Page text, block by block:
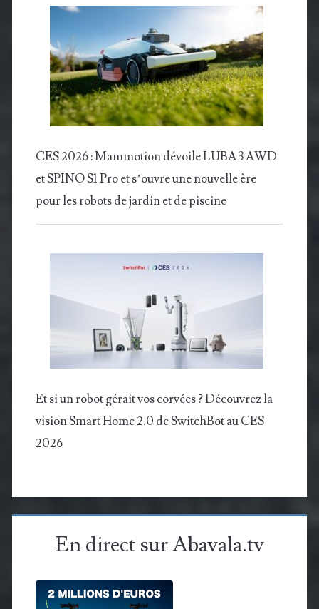
CES 2026 : Mammotion dévoile LUBA 3 AWD
et SPINO S1 Pro et s’ouvre une nouvelle ère
pour les robots de jardin et de piscine
Et si un robot gérait vos corvées ? Découvrez la
vision Smart Home 2.0 de SwitchBot au CES
2026
En direct sur Abavala.tv